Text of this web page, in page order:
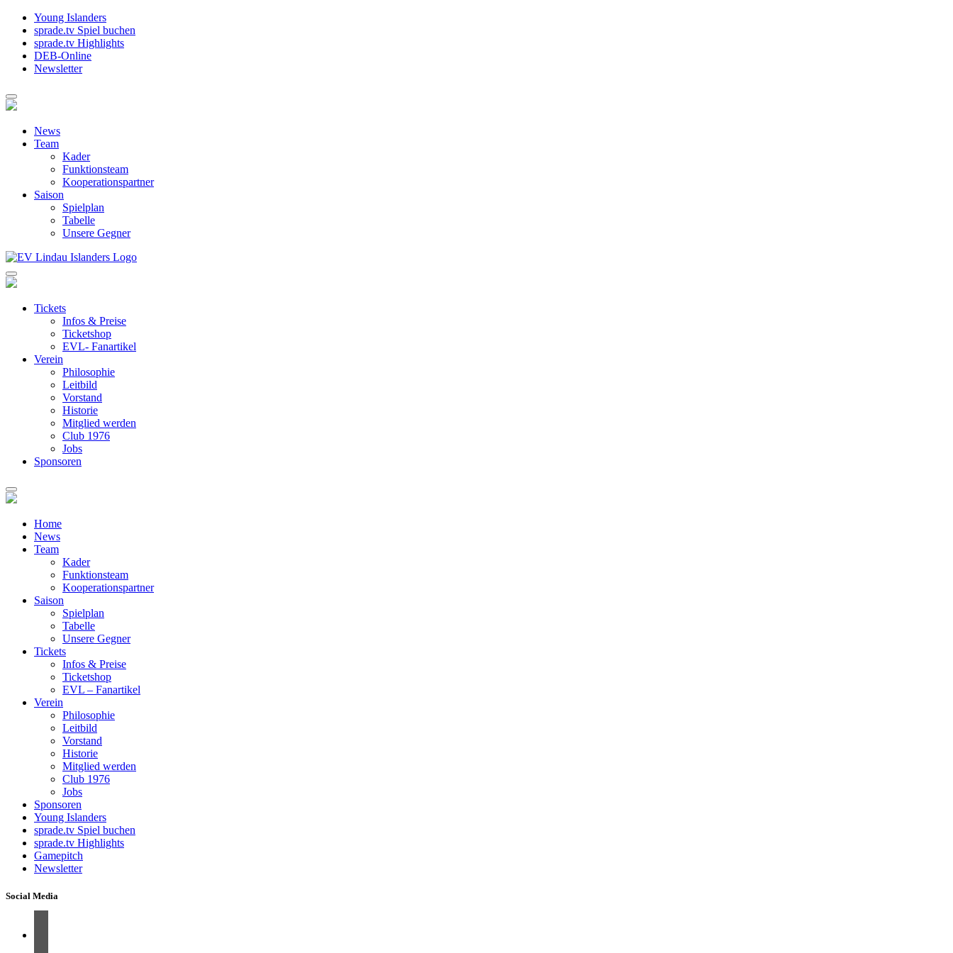
Young Islanders
sprade.tv Spiel buchen
sprade.tv Highlights
DEB-Online
Newsletter
News
Team
Kader
Funktionsteam
Kooperationspartner
Saison
Spielplan
Tabelle
Unsere Gegner
Tickets
Infos & Preise
Ticketshop
EVL- Fanartikel
Verein
Philosophie
Leitbild
Vorstand
Historie
Mitglied werden
Club 1976
Jobs
Sponsoren
Home
News
Team
Kader
Funktionsteam
Kooperationspartner
Saison
Spielplan
Tabelle
Unsere Gegner
Tickets
Infos & Preise
Ticketshop
EVL – Fanartikel
Verein
Philosophie
Leitbild
Vorstand
Historie
Mitglied werden
Club 1976
Jobs
Sponsoren
Young Islanders
sprade.tv Spiel buchen
sprade.tv Highlights
Gamepitch
Newsletter
Social Media